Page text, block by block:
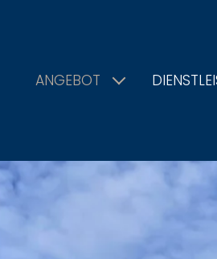
ANGEBOT